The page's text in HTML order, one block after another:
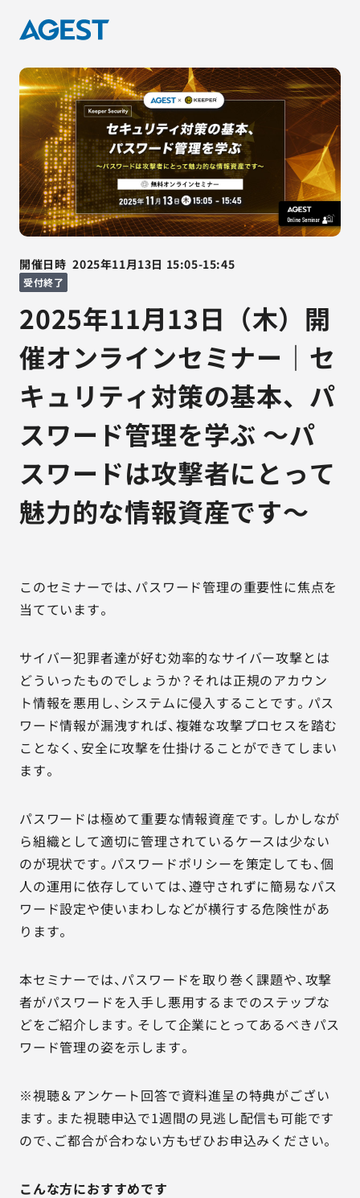
開催日時 2025年11月13日 15:05-15:45
受付終了
2025年11月13日（木）開
催オンラインセミナー｜セ
キュリティ対策の基本、パ
スワード管理を学ぶ ～パ
スワードは攻撃者にとって
魅力的な情報資産です～
このセミナーでは、パスワード管理の重要性に焦点を
当てています。
サイバー犯罪者達が好む効率的なサイバー攻撃とは
どういったものでしょうか？それは正規のアカウン
ト情報を悪用し、システムに侵入することです。パス
ワード情報が漏洩すれば、複雑な攻撃プロセスを踏む
ことなく、安全に攻撃を仕掛けることができてしまい
ます。
パスワードは極めて重要な情報資産です。しかしなが
ら組織として適切に管理されているケースは少ない
のが現状です。パスワードポリシーを策定しても、個
人の運用に依存していては、遵守されずに簡易なパス
ワード設定や使いまわしなどが横行する危険性があ
ります。
本セミナーでは、パスワードを取り巻く課題や、攻撃
者がパスワードを入手し悪用するまでのステップな
どをご紹介します。そして企業にとってあるべきパス
ワード管理の姿を示します。
※視聴＆アンケート回答で資料進呈の特典がござい
ます。また視聴申込で1週間の見逃し配信も可能です
ので、ご都合が合わない方もぜひお申込みください。
こんな方におすすめです